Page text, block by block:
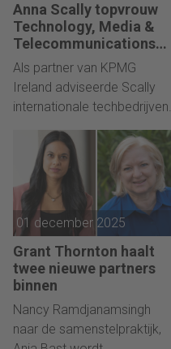
Anna Scally topvrouw
Technology, Media &
Telecommunications
KPMG
Als partner van KPMG
Ireland adviseerde Scally
internationale techbedrijven.
01 december 2025
Grant Thornton haalt
twee nieuwe partners
binnen
Nancy Ramdjanamsingh
naar de samenstelpraktijk,